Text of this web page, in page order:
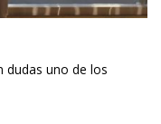
dudas uno de los